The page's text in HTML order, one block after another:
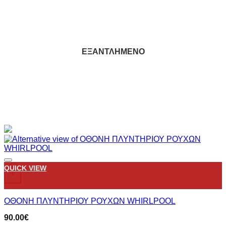
ΕΞΑΝΤΛΗΜΈΝΟ
ΕΞΑΝΤΛΗΜΈΝΟ
ΕΞΑΝΤΛΗΜΈΝΟ
ΕΞΑΝΤΛΗΜΈΝΟ
Add to wishlist
+
QUICK VIEW
ΕΞΑΝΤΛΗΜΈΝΟ
ΟΘΟΝΗ ΠΛΥΝΤΗΡΙΟΥ ΡΟΥΧΩΝ WHIRLPOOL
90.00€
ΕΞΑΝΤΛΗΜΈΝΟ
ΕΞΑΝΤΛΗΜΈΝΟ
ΕΞΑΝΤΛΗΜΈΝΟ